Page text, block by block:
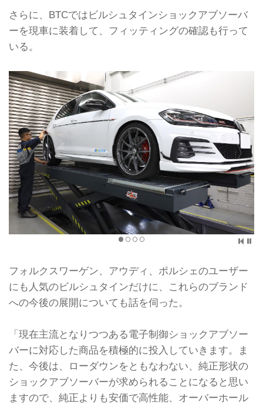
さらに、BTCではビルシュタインショックアブソーバ
ーを現車に装着して、フィッティングの確認も行って
いる。
フォルクスワーゲン、アウディ、ポルシェのユーザー
にも人気のビルシュタインだけに、これらのブランド
への今後の展開についても話を伺った。
「現在主流となりつつある電子制御ショックアブソー
バーに対応した商品を積極的に投入していきます。ま
た、今後は、ローダウンをともなわない、純正形状の
ショックアブソーバーが求められることになると思い
ますので、純正よりも安価で高性能、オーバーホール